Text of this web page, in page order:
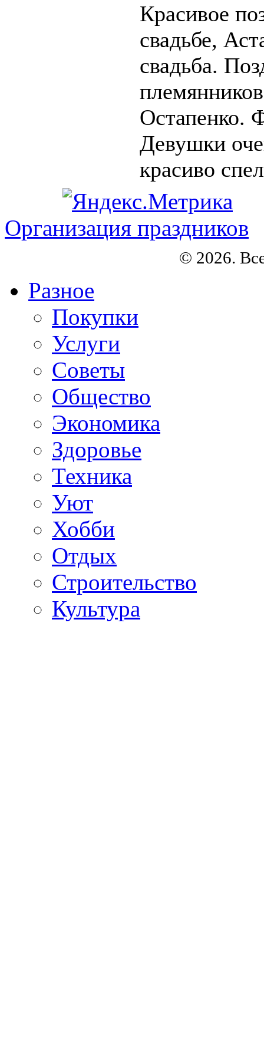
Красивое
свадьбе,
свадьба.
Остапенко.
Девушки
красиво
Организация праздников
© 2026.
Разное
Покупки
Услуги
Советы
Общество
Экономика
Здоровье
Техника
Уют
Хобби
Отдых
Строительство
Культура